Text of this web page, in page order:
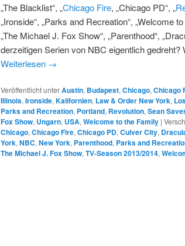
„The Blacklist“, „Chicago Fire, „Chicago PD“, „
„Ironside“, „Parks and Recreation“, „Welcome
„The Michael J. Fox Show“, „Parenthood“,
derzeitigen Serien von NBC eigentlich gedreht?
Weiterlesen →
Veröffentlicht unterAustin, Budapest, Chicago, Chicago
Illinois, Ironside, Kalifornien, Law & Order New York,
Parks and Recreation, Portland, Revolution, Sean
Fox Show, Ungarn, USA, Welcome to the Family |
Chicago, Chicago Fire, Chicago PD, Culver City,
York, NBC, New York, Parenthood, Parks and
The Michael J. Fox Show, TV-Season 2013/2014,